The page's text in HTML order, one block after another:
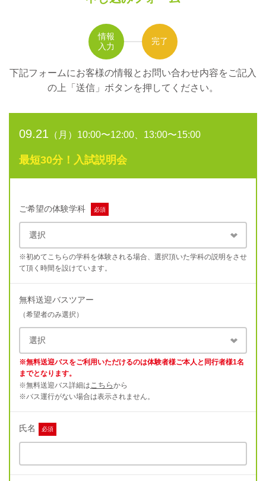
情報
入力
完了
下記フォームにお客様の情報とお問い合わせ内容をご記入
の上
「送信」ボタンを押してください。
09.21 （月）10:00〜12:00、13:00〜15:00
最短30分！入試説明会
ご希望の体験学科 必須
※初めてこちらの学科を体験される場合、選択頂いた学科の説明をさせ
て頂く時間を設けています。
無料送迎バスツアー
（希望者のみ選択）
※無料送迎バスをご利用いただけるのは体験者様ご本人と同行者様1名
までとなります。
※無料送迎バス詳細はこちらから
※バス運行がない場合は表示されません。
氏名 必須